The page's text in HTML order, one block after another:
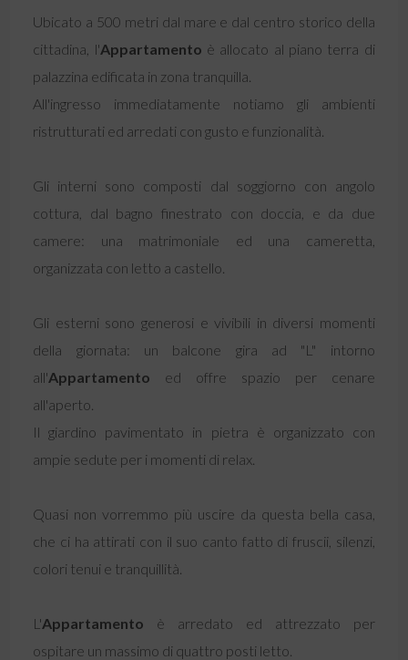
Ubicato a 500 metri dal mare e dal centro storico della
cittadina, l'Appartamento è allocato al piano terra di
palazzina edificata in zona tranquilla.
All'ingresso immediatamente notiamo gli ambienti
ristrutturati ed arredati con gusto e funzionalità.
Gli interni sono composti dal soggiorno con angolo
cottura, dal bagno finestrato con doccia, e da due
camere: una matrimoniale ed una cameretta,
organizzata con letto a castello.
Gli esterni sono generosi e vivibili in diversi momenti
della giornata: un balcone gira ad "L" intorno
all'Appartamento ed offre spazio per cenare
all'aperto.
Il giardino pavimentato in pietra è organizzato con
ampie sedute per i momenti di relax.
Quasi non vorremmo più uscire da questa bella casa,
che ci ha attirati con il suo canto fatto di fruscii, silenzi,
colori tenui e tranquillità.
L'Appartamento è arredato ed attrezzato per
ospitare un massimo di quattro posti letto.